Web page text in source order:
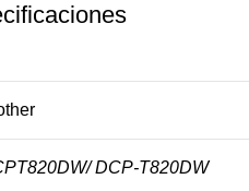
/ DCP-T820DW